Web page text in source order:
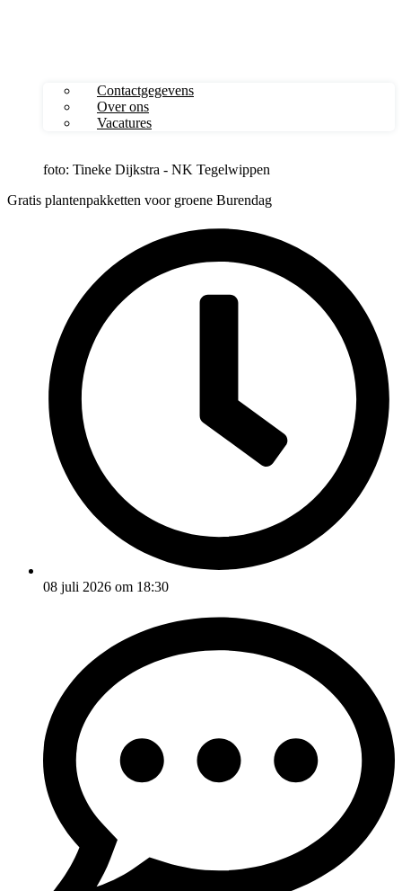
Contactgegevens
Over ons
Vacatures
foto: Tineke Dijkstra - NK Tegelwippen
Gratis plantenpakketten voor groene Burendag
08 juli 2026 om 18:30